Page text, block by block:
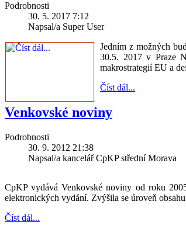
Podrobnosti
30. 5. 2017 7:12
Napsal/a Super User
Jedním z možných
30.5. 2017 v Praze
makrostrategií EU a
Číst dál...
Venkovské noviny
Podrobnosti
30. 9. 2012 21:38
Napsal/a kancelář CpKP střední Morava
CpKP vydává Venkovské noviny od roku
elektronických vydání. Zvýšila se úroveň
Číst dál...